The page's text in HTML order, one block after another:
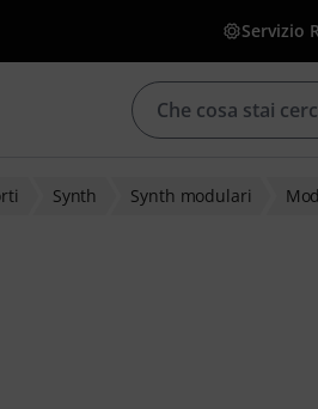
Servizio
Synth Synth modulari
dei clienti